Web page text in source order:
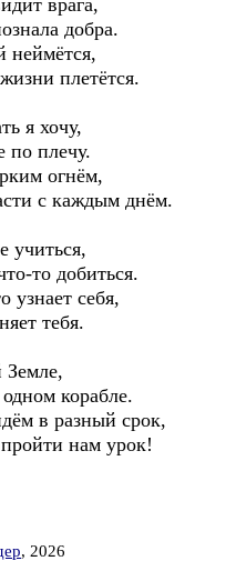
врага,
добра.
неймётся,
плетётся.
я хочу,
по плечу.
огнём,
с каждым днём.
учиться,
то добиться.
узнает себя,
тебя.
Земле,
корабле.
в разный срок,
нам урок!
, 2026